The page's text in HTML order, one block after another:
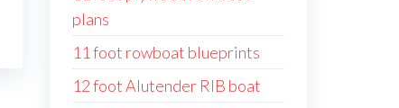
plans
11 foot rowboat blueprints
12 foot Alutender RIB boat